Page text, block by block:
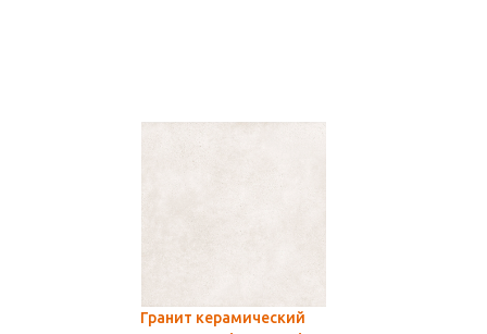
Гранит керамический